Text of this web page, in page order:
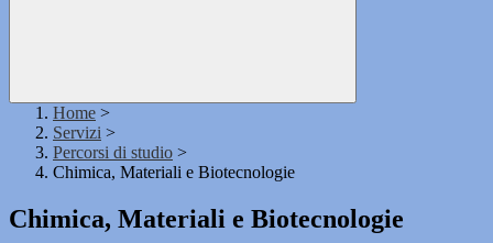
Home >
Servizi >
Percorsi di studio >
Chimica, Materiali e Biotecnologie
Chimica, Materiali e Biotecnologie